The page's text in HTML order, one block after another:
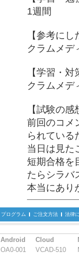
1週間
【参考に
クラムメデ
【学習・
クラムメデ
【試験の感
前回のコメ
られている
当日は見た
短期合格を
たらシラバ
本当にあり
ログラム ご注文方法 法律
Android
OA0-001
Cloud
VCAD-510